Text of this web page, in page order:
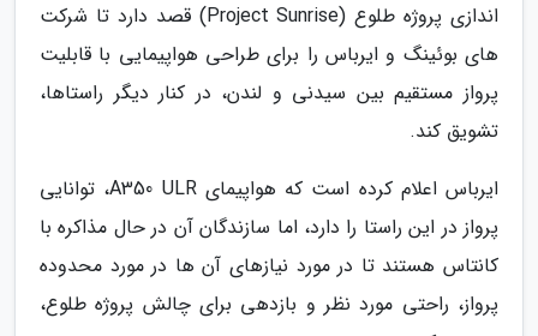
اندازی پروژه طلوع (Project Sunrise) قصد دارد تا شرکت
های بوئینگ و ایرباس را برای طراحی هواپیمایی با قابلیت
پرواز مستقیم بین سیدنی و لندن، در کنار دیگر راستاها،
تشویق کند.
ایرباس اعلام کرده است که هواپیمای A350 ULR، توانایی
پرواز در این راستا را دارد، اما سازندگان آن در حال مذاکره با
کانتاس هستند تا در مورد نیازهای آن ها در مورد محدوده
پرواز، راحتی مورد نظر و بازدهی برای چالش پروژه طلوع،